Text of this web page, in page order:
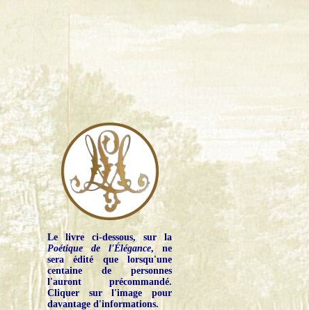
Le livre ci-dessous, sur la
Poétique de l'Élégance, ne
sera édité que lorsqu'une
centaine de personnes
l'auront précommandé.
Cliquer sur l'image pour
davantage d'informations.